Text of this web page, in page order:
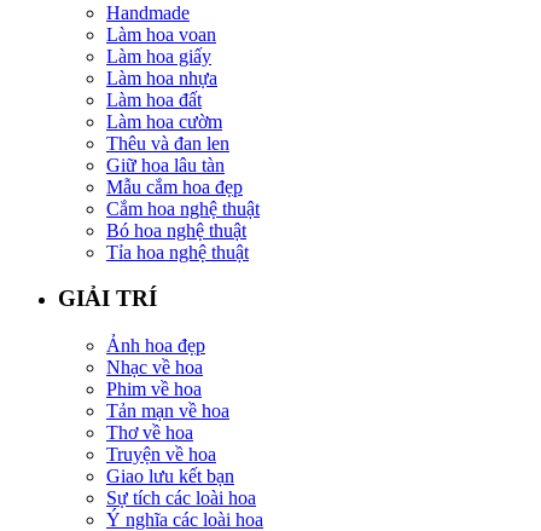
Handmade
Làm hoa voan
Làm hoa giấy
Làm hoa nhựa
Làm hoa đất
Làm hoa cườm
Thêu và đan len
Giữ hoa lâu tàn
Mẫu cắm hoa đẹp
Cắm hoa nghệ thuật
Bó hoa nghệ thuật
Tỉa hoa nghệ thuật
GIẢI TRÍ
Ảnh hoa đẹp
Nhạc về hoa
Phim về hoa
Tản mạn về hoa
Thơ về hoa
Truyện về hoa
Giao lưu kết bạn
Sự tích các loài hoa
Ý nghĩa các loài hoa